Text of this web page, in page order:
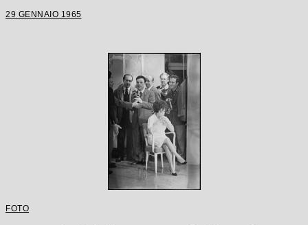
29 GENNAIO 1965
FOTO